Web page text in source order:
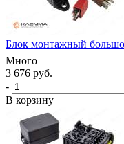
Блок монтажный
Много
3 676 руб.
-
В корзину